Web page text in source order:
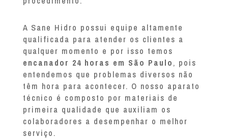
A Sane Hidro possui equipe altamente
qualificada para atender os clientes a
qualquer momento e por isso temos
encanador 24 horas em São Paulo, pois
entendemos que problemas diversos não
têm hora para acontecer. O nosso aparato
técnico é composto por materiais de
primeira qualidade que auxiliam os
colaboradores a desempenhar o melhor
serviço.